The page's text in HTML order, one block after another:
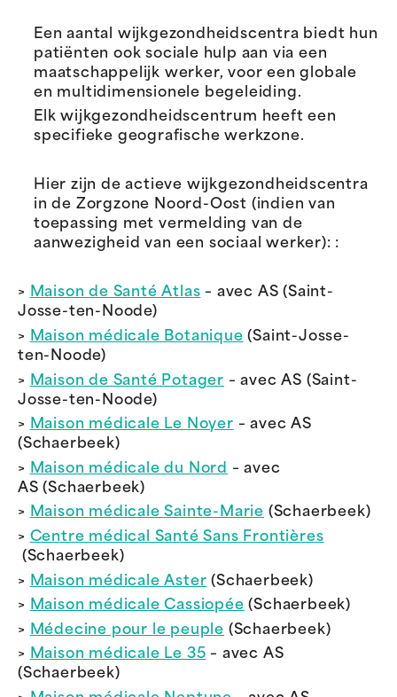
Een aantal wijkgezondheidscentra biedt hun
patiënten ook sociale hulp aan via een
maatschappelijk werker, voor een globale
en multidimensionele begeleiding.
Elk wijkgezondheidscentrum heeft een
specifieke geografische werkzone.
Hier zijn de actieve wijkgezondheidscentra
in de Zorgzone Noord-Oost (indien van
toepassing met vermelding van de
aanwezigheid van een sociaal werker): :
> Maison de Santé Atlas – avec AS (Saint-
Josse-ten-Noode)
>
Maison médicale Botanique (Saint-Josse-
ten-Noode)
>
Maison de Santé Potager – avec AS (Saint-
Josse-ten-Noode)
>
Maison médicale Le Noyer – avec AS
(Schaerbeek)
>
Maison médicale du Nord – avec
AS (Schaerbeek)
> Maison médicale Sainte-Marie (Schaerbeek)
> Centre médical Santé Sans Frontières
(Schaerbeek)
>
Maison médicale Aster (Schaerbeek)
>
Maison médicale Cassiopée (Schaerbeek)
>
Médecine pour le peuple (Schaerbeek)
> Maison médicale Le 35 – avec AS
(Schaerbeek)